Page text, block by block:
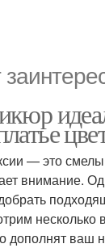
— это
внимание.
несколько
дополнят ваш